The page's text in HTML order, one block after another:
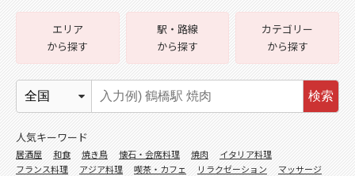
エリア
から探す
駅・路線
から探す
カテゴリー
から探す
検索
人気キーワード
居酒屋 和食 焼き鳥 懐石・会席料理 焼肉
イタリア料理
フランス料理
アジア料理 喫茶・カフェ リラクゼーション
マッサージ